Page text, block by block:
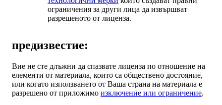
ограничения за други лица да извършват
разрешеното от лиценза.
предизвестие:
Вие не сте длъжни да спазвате лиценза по отношение на
елементи от материала, които са обществено достояние,
или когато използването от Ваша страна на материала е
разрешено от приложимо изключение или ограничение.